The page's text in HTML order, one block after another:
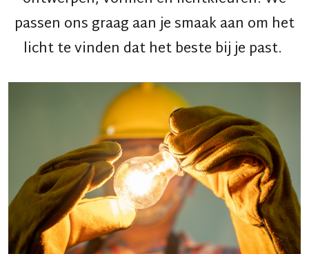
passen ons graag aan je smaak aan om het
licht te vinden dat het beste bij je past.